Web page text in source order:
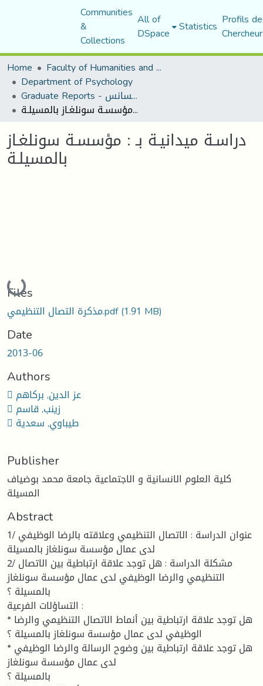
Communities
&
Collections
All of
DSpace Statistics Profils
Home
Faculty of Humanities and Social Sciences
Department of Psychology
Graduate Reports - تقارير الليسانس
دراسـة ميدانيـة بـ : مؤسسـة سونلغـاز بالمسيلـة
دراسـة ميدانيـة بـ : مؤسسـة سونلغـاز
بالمسيلـة
Loading...
Files
مذكرة التصال التنظيمي.pdf(1.91 MB)
Date
2013-06
Authors
 عز الدين, بركاهم
 زينب, قاسم
 طيباوي, سعدية
Publisher
كلية العلوم الانسانية و الاجتماعية جامعة محمد بوضياف
المسيلة
Abstract
1/ عنوان الدراسة : الاتصال التنظيمي وعلاقته بالرضا الوظيفي
لدى عمال مؤسسة سونلغاز بالمسيلة
2/ مشكلة الدراسة : هل توجد علاقة ارتباطية بين الاتصال
التنظيمي والرضا الوظيفي لدى عمال مؤسسة سونلغاز
بالمسيلة ؟
التساؤلات الفرعية :
* هل توجد علاقة ارتباطية بين أنماط الاتصال التنظيمي والرضا
الوظيفي لدى عمال مؤسسة سونلغاز بالمسيلة ؟
* هل توجد علاقة ارتباطية بين وضوح الرسالة والرضا الوظيفي
لدى عمال مؤسسة سونلغاز
بالمسيلة ؟